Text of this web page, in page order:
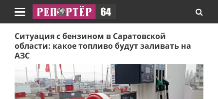
Навигация
Ситуация с бензином в Саратовской
области: какое топливо будут заливать на
АЗС